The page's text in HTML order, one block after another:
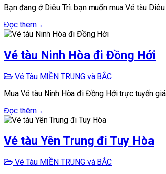
Bạn đang ở Diêu Trì, bạn muốn mua Vé tàu
Đọc thêm ←
Vé tàu Ninh Hòa đi Đồng Hới
Vé Tàu MIỀN TRUNG và BẮC
Mua Vé tàu Ninh Hòa đi Đồng Hới trực tuyến
Đọc thêm ←
Vé tàu Yên Trung đi Tuy Hòa
Vé Tàu MIỀN TRUNG và BẮC